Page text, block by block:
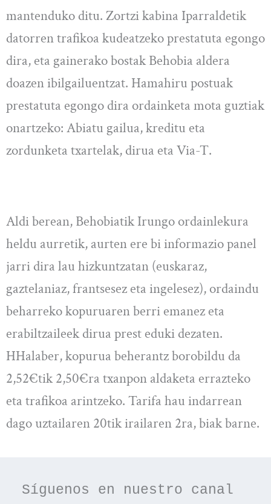
mantenduko ditu. Zortzi kabina Iparraldetik
datorren trafikoa kudeatzeko prestatuta egongo
dira, eta gainerako bostak Behobia aldera
doazen ibilgailuentzat. Hamahiru postuak
prestatuta egongo dira ordainketa mota guztiak
onartzeko: Abiatu gailua, kreditu eta
zordunketa txartelak, dirua eta Via-T.
Aldi berean, Behobiatik Irungo ordainlekura
heldu aurretik, aurten ere bi informazio panel
jarri dira lau hizkuntzatan (euskaraz,
gaztelaniaz, frantsesez eta ingelesez), ordaindu
beharreko kopuruaren berri emanez eta
erabiltzaileek dirua prest eduki dezaten.
HHalaber, kopurua beherantz borobildu da
2,52€tik 2,50€ra txanpon aldaketa errazteko
eta trafikoa arintzeko. Tarifa hau indarrean
dago uztailaren 20tik irailaren 2ra, biak barne.
Síguenos en nuestro canal